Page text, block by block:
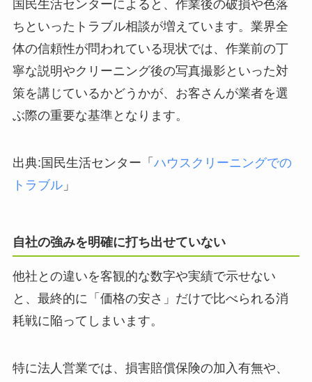
国民生活センターによると、作業後の破損や色落
ちといったトラブル相談が増えています。業界全
体の信頼性が問われている現状では、作業前の丁
寧な説明やクリーニング後の写真撮影といった対
策を講じているかどうかが、お客さんが業者を選
ぶ際の重要な基準となります。
出典:国民生活センター「 ハウスクリーニングでの
トラブル」
自社の強みを明確に打ち出せていない
他社との違いを客観的な数字や実績で示せない
と、最終的に「価格の安さ」だけで比べられる消
耗戦に陥ってしまいます。
特に法人営業では、損害賠償保険の加入有無や、